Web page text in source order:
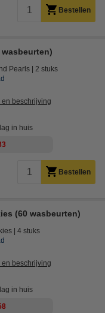
Bestellen
wasbeurten)
Pearls
2 stuks
en beschrijving
in huis
Bestellen
(60 wasbeurten)
4 stuks
en beschrijving
in huis